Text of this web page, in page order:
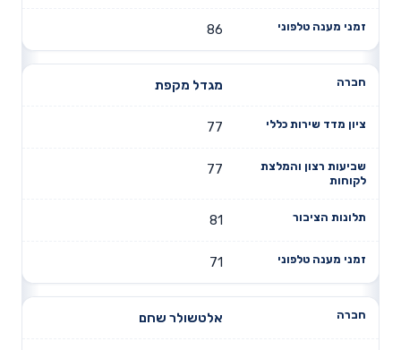
86
מגדל מקפת
77
77
81
71
אלטשולר שחם